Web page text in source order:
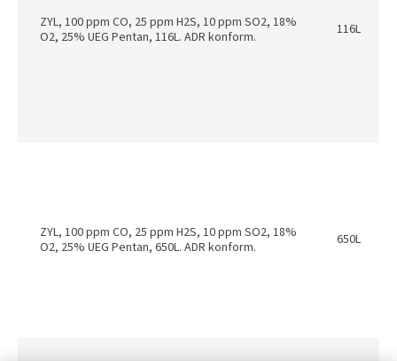
ZYL, 100 ppm CO, 25 ppm H2S, 10 ppm SO2, 18%
O2, 25% UEG Pentan, 116L. ADR konform.
116L
ZYL, 100 ppm CO, 25 ppm H2S, 10 ppm SO2, 18%
O2, 25% UEG Pentan, 650L. ADR konform.
650L